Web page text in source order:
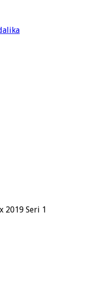
2019 Seri 1